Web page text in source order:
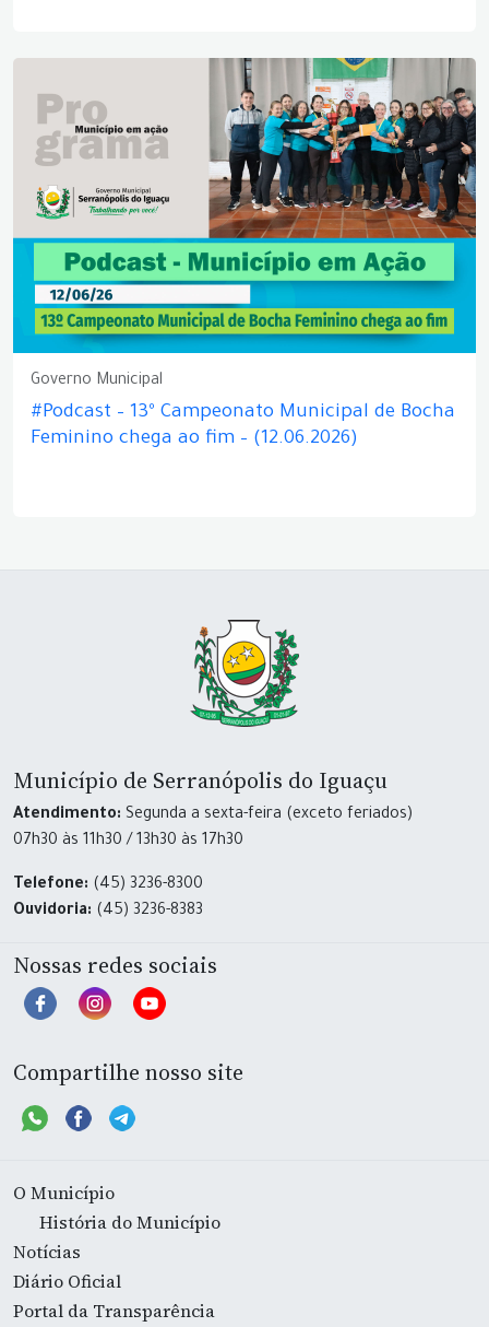
Governo Municipal
#Podcast – 13º Campeonato Municipal de Bocha
Feminino chega ao fim – (12.06.2026)
Município de Serranópolis do Iguaçu
Atendimento: Segunda a sexta-feira (exceto feriados)
07h30 às 11h30 / 13h30 às 17h30
Telefone: (45) 3236-8300
Ouvidoria: (45) 3236-8383
Nossas redes sociais
Compartilhe nosso site
O Município
História do Município
Notícias
Diário Oficial
Portal da Transparência